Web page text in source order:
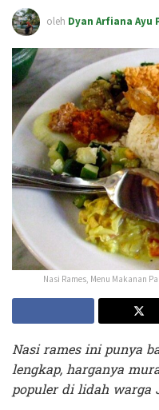
oleh Dyan Arfiana Ayu
Nasi Rames, Menu Makanan
Nasi rames ini punya
lengkap, harganya
populer di lidah warga